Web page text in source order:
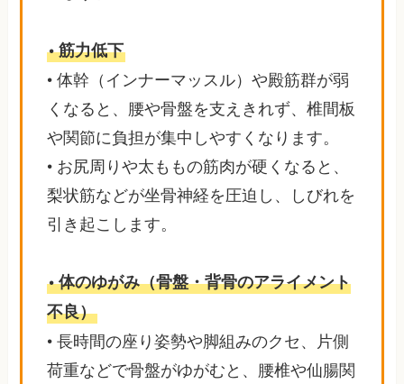
• 筋力低下
• 体幹（インナーマッスル）や殿筋群が弱
くなると、腰や骨盤を支えきれず、椎間板
や関節に負担が集中しやすくなります。
• お尻周りや太ももの筋肉が硬くなると、
梨状筋などが坐骨神経を圧迫し、しびれを
引き起こします。
• 体のゆがみ（骨盤・背骨のアライメント
不良）
• 長時間の座り姿勢や脚組みのクセ、片側
荷重などで骨盤がゆがむと、腰椎や仙腸関